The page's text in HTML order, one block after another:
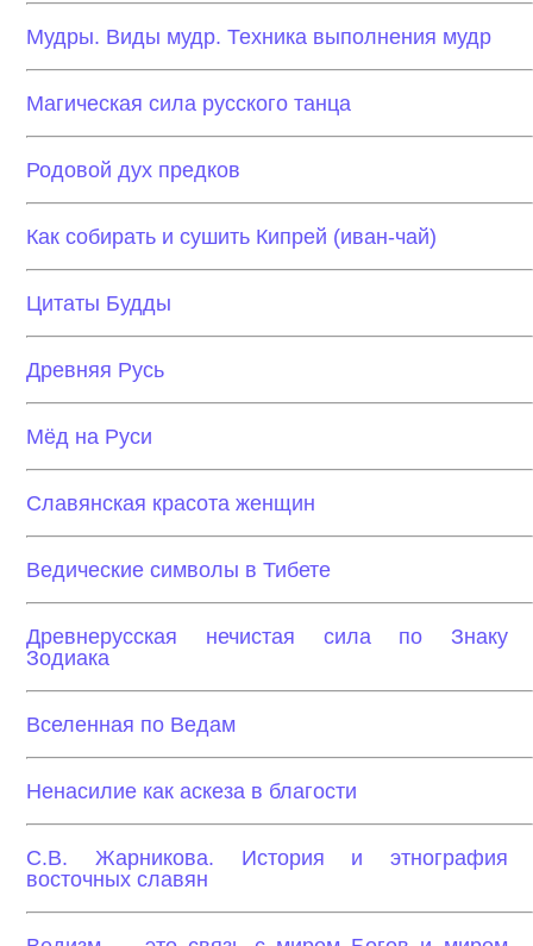
Мудры. Виды мудр. Техника выполнения мудр
Магическая сила русского танца
Родовой дух предков
Как собирать и сушить Кипрей (иван-чай)
Цитаты Будды
Древняя Русь
Мёд на Руси
Славянская красота женщин
Ведические символы в Тибете
Древнерусская нечистая сила по Знаку
Зодиака
Вселенная по Ведам
Ненасилие как аскеза в благости
С.В. Жарникова. История и этнография
восточных славян